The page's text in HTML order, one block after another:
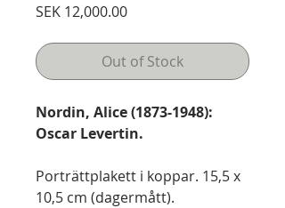
SEK 12,000.00Price
Out of Stock
Nordin, Alice (1873-1948):
Oscar Levertin.
Porträttplakett i koppar. 15,5 x
10,5 cm (dagermått).